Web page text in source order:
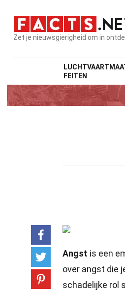
Zet je nieuwsgierigheid om in
FEITEN
Angst is een
over angst die
schadelijke rol